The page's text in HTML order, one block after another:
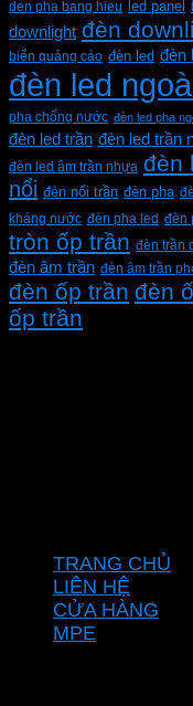
den pha bang hieu led panel
downlight đèn
biển quảng cáo đèn led đèn
đèn led
pha chống nước đèn led pha
đèn led trần đèn led trần
đèn led âm trần nhựa đèn
nổi đèn nổi trần đèn pha
kháng nước đèn pha led đèn
tròn ốp trần đèn trần
đèn âm trần đèn âm trần
đèn ốp trần đèn
ốp trần
TRANG CHỦ
LIÊN HỆ
CỬA HÀNG
MPE